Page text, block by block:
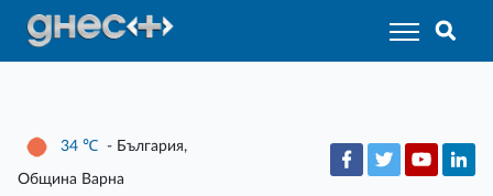
34 ℃ - България,
Община Варна